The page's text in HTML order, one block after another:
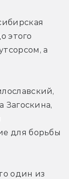
этого
а
Загоскина,
для борьбы
один из